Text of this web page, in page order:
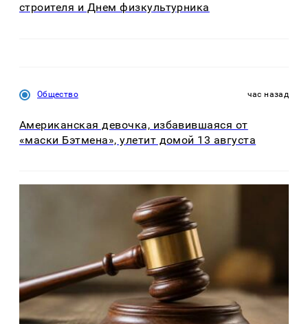
строителя и Днем физкультурника
Общество час назад
Американская девочка, избавившаяся от
«маски Бэтмена», улетит домой 13 августа